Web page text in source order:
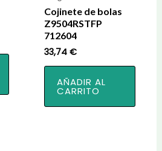
Cojinete de bolas
Z9504RSTFP
712604
33,74€
AÑADIR AL
CARRITO